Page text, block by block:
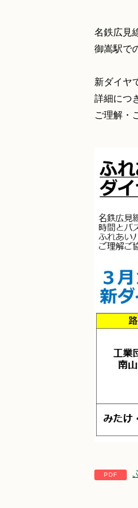
名鉄広見
御嵩駅で
新ダイヤ
詳細につ
ご理解・